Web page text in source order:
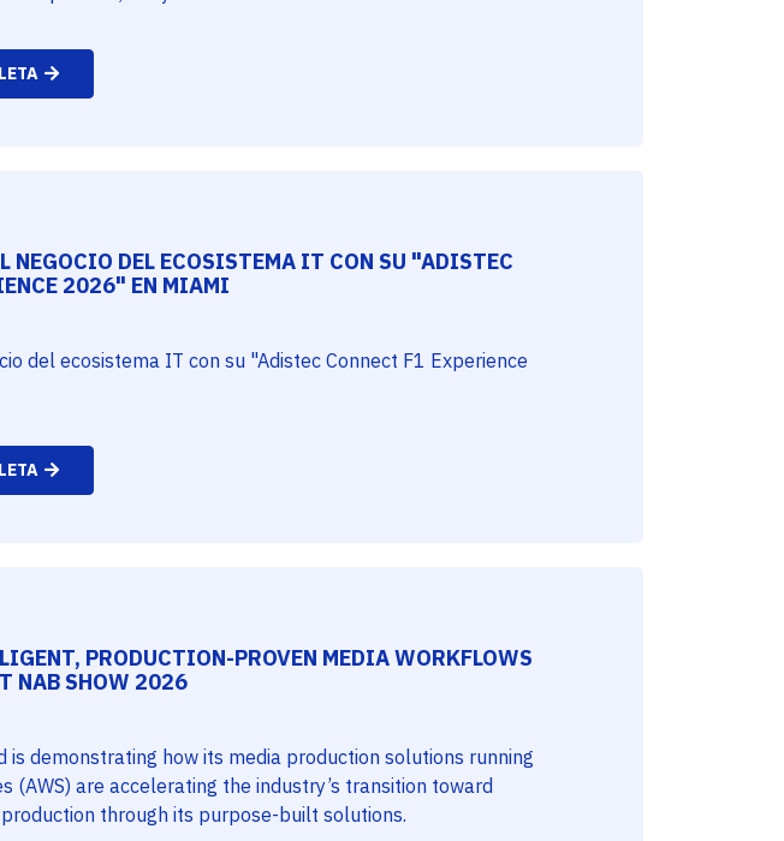
NEGOCIO DEL ECOSISTEMA IT CON SU "ADISTEC
2026" EN MIAMI
del ecosistema IT con su "Adistec Connect F1 Experience
PRODUCTION-PROVEN MEDIA WORKFLOWS
NAB SHOW 2026
is demonstrating how its media production solutions running
(AWS) are accelerating the industry’s transition toward
through its purpose-built solutions.